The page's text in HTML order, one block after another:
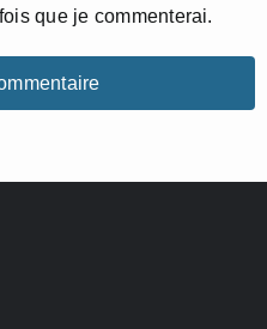
que je commenterai.